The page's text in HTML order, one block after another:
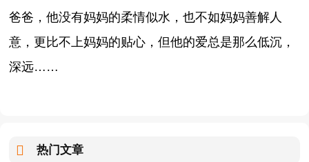
爸爸，他没有妈妈的柔情似水，也不如妈妈善解人
意，更比不上妈妈的贴心，但他的爱总是那么低沉，
深远……
热门文章